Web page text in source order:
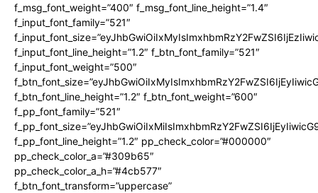
f_msg_font_weight=”400″ f_msg_font_line_height=”1.4″
f_input_font_family=”521″
f_input_font_line_height=”1.2″ f_btn_font_family=”521″
f_input_font_weight=”500″
f_btn_font_line_height=”1.2″ f_btn_font_weight=”600″
f_pp_font_family=”521″
f_pp_font_line_height=”1.2″ pp_check_color=”#000000″
pp_check_color_a=”#309b65″
pp_check_color_a_h=”#4cb577″
f_btn_font_transform=”uppercase”